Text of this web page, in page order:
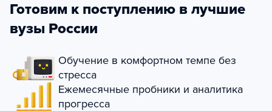
Готовим к поступлению в лучшие
вузы России
Обучение в комфортном темпе без
стресса
Ежемесячные пробники и аналитика
прогресса